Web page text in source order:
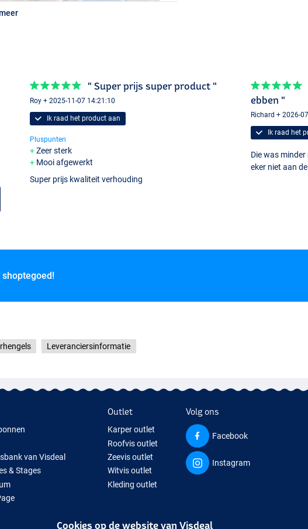
" Super prijs super product "
Roy + 2025-11-07 14:21:10
Ik raad het product aan
Pluspunten
Zeer sterk
Mooi afgewerkt
Super prijs kwaliteit verhouding
ebben "
Richard + 2026-
Ik raad het
Die was
eker niet aan
shoptegoed!
Leveranciersinformatie
van Visdeal
& Stages
Outlet
Karper outlet
Roofvis outlet
Zeevis outlet
Witvis outlet
Kleding outlet
Volg ons
Facebook
Instagram
Cookies op de website van Visdeal